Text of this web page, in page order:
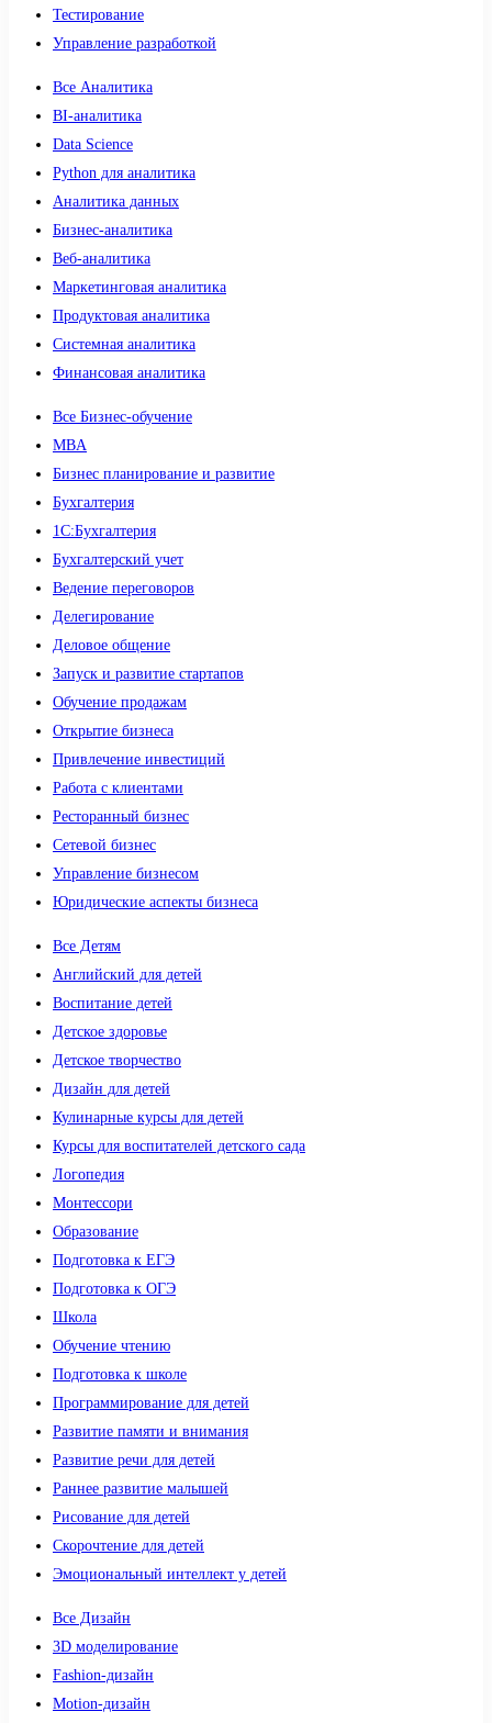
Тестирование
Управление разработкой
Все Аналитика
BI-аналитика
Data Science
Python для аналитика
Аналитика данных
Бизнес-аналитика
Веб-аналитика
Маркетинговая аналитика
Продуктовая аналитика
Системная аналитика
Финансовая аналитика
Все Бизнес-обучение
MBA
Бизнес планирование и развитие
Бухгалтерия
1C:Бухгалтерия
Бухгалтерский учет
Ведение переговоров
Делегирование
Деловое общение
Запуск и развитие стартапов
Обучение продажам
Открытие бизнеса
Привлечение инвестиций
Работа с клиентами
Ресторанный бизнес
Сетевой бизнес
Управление бизнесом
Юридические аспекты бизнеса
Все Детям
Английский для детей
Воспитание детей
Детское здоровье
Детское творчество
Дизайн для детей
Кулинарные курсы для детей
Курсы для воспитателей детского сада
Логопедия
Монтессори
Образование
Подготовка к ЕГЭ
Подготовка к ОГЭ
Школа
Обучение чтению
Подготовка к школе
Программирование для детей
Развитие памяти и внимания
Развитие речи для детей
Раннее развитие малышей
Рисование для детей
Скорочтение для детей
Эмоциональный интеллект у детей
Все Дизайн
3D моделирование
Fashion-дизайн
Motion-дизайн